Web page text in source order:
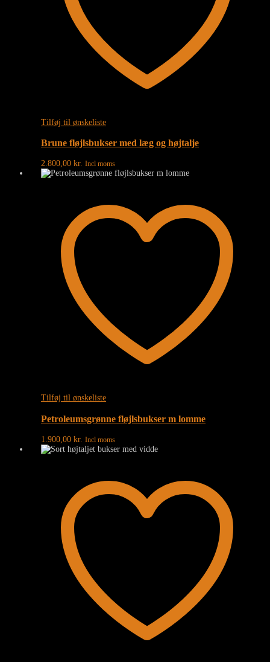
Tilføj til ønskeliste
Brune fløjlsbukser med læg og højtalje
2.800,00 kr. Incl moms
Tilføj til ønskeliste
Petroleumsgrønne fløjlsbukser m lomme
1.900,00 kr. Incl moms